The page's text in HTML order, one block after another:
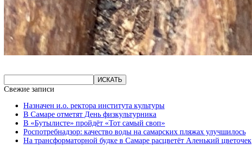
Свежие записи
Назначен и.о. ректора института культуры
В Самаре отметят День физкультурника
В «Бутылисте» пройдёт «Тот самый своп»
Роспотребнадзор: качество воды на самарских пляжах улучшилось
На трансформаторной будке в Самаре расцветёт Аленький цветочек